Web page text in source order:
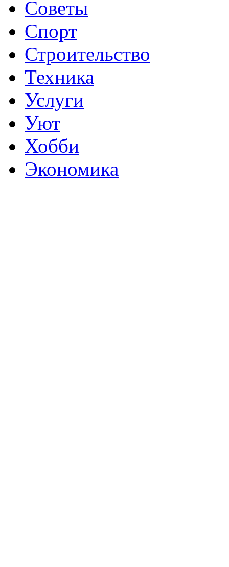
Советы
Спорт
Строительство
Техника
Услуги
Уют
Хобби
Экономика